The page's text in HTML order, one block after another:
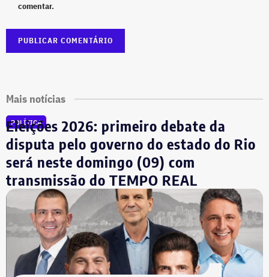
comentar.
Mais notícias
POLÍTICA
Eleições 2026: primeiro debate da
disputa pelo governo do estado do Rio
será neste domingo (09) com
transmissão do TEMPO REAL